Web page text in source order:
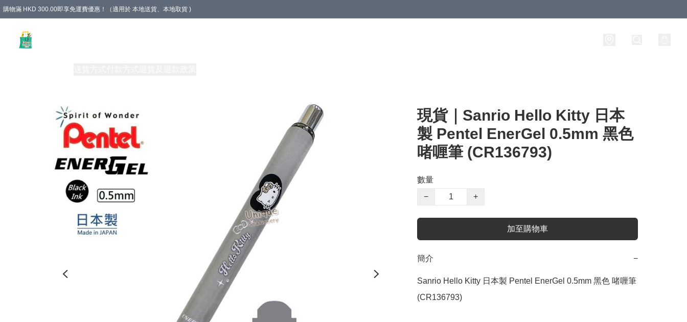
購物滿 HKD 300.00即享免運費優惠！（適用於 本地送貨、本地取貨 )
現貨｜Sanrio Hello Kitty 日本
製 Pentel EnerGel 0.5mm 黑色
啫喱筆 (CR136793)
數量
−
+
加至購物車
簡介 −
Sanrio Hello Kitty 日本製 Pentel EnerGel 0.5mm 黑色 啫喱筆
(CR136793)